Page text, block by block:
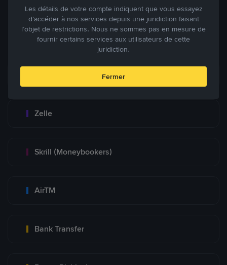
Blog P2P Voir plus
Principaux modes de paiement
Zelle
Skrill (Moneybookers)
AirTM
Bank Transfer
Les détails de votre compte indiquent que vous essayez
d’accéder à nos services depuis une juridiction faisant
l’objet de restrictions. Nous ne sommes pas en mesure de
fournir certains services aux utilisateurs de cette
juridiction.
Fermer